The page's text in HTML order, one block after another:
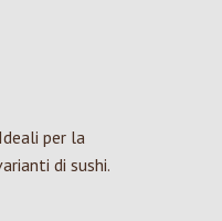
per la
di sushi.